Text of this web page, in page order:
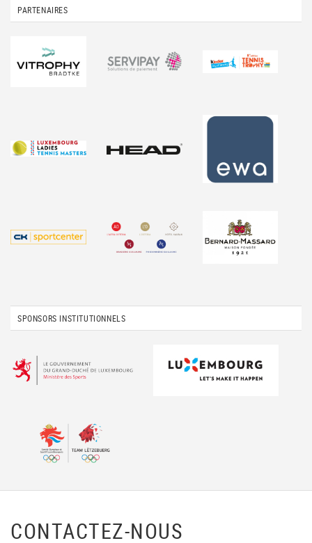
PARTENAIRES
SPONSORS INSTITUTIONNELS
CONTACTEZ-NOUS